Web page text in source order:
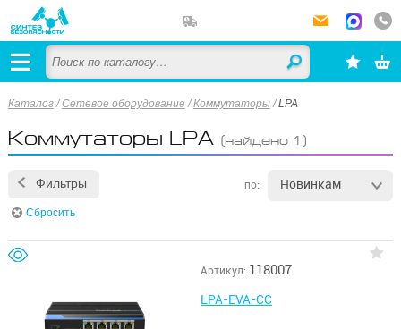
Каталог /Сетевое оборудование /Коммутаторы/LPA
Коммутаторы LPA (найдено 1)
Фильтры по: Новинкам
Сбросить
Артикул: 118007
LPA-EVA-CC